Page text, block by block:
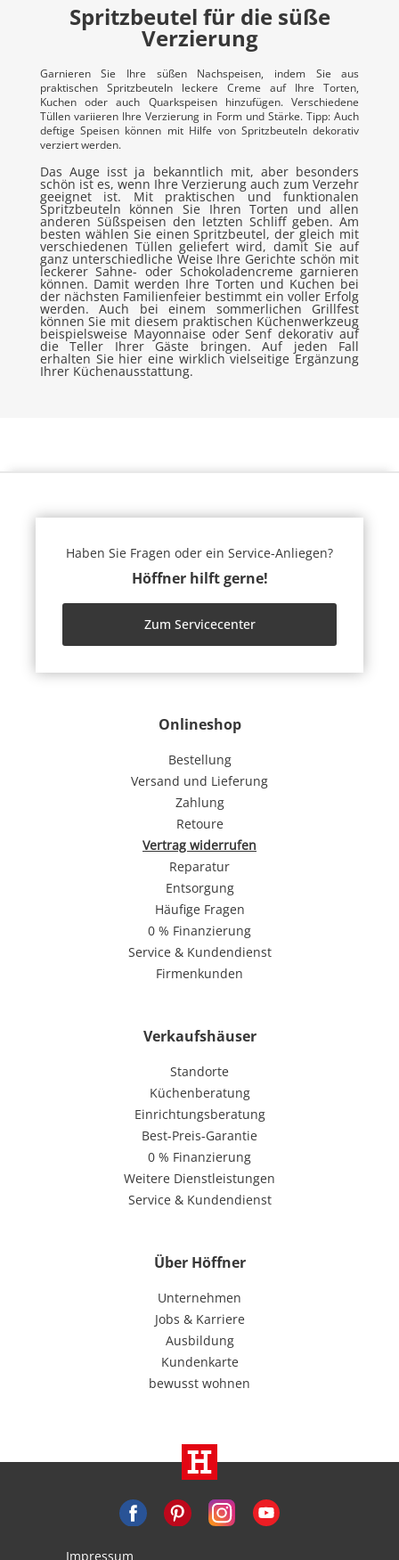
Spritzbeutel für die süße
Verzierung
Garnieren Sie Ihre süßen Nachspeisen, indem Sie aus
praktischen Spritzbeuteln leckere Creme auf Ihre Torten,
Kuchen oder auch Quarkspeisen hinzufügen. Verschiedene
Tüllen variieren Ihre Verzierung in Form und Stärke. Tipp: Auch
deftige Speisen können mit Hilfe von Spritzbeuteln dekorativ
verziert werden.
Das Auge isst ja bekanntlich mit, aber besonders
schön ist es, wenn Ihre Verzierung auch zum Verzehr
geeignet ist. Mit praktischen und funktionalen
Spritzbeuteln können Sie Ihren Torten und allen
anderen Süßspeisen den letzten Schliff geben. Am
besten wählen Sie einen Spritzbeutel, der gleich mit
verschiedenen Tüllen geliefert wird, damit Sie auf
ganz unterschiedliche Weise Ihre Gerichte schön mit
leckerer Sahne- oder Schokoladencreme garnieren
können. Damit werden Ihre Torten und Kuchen bei
der nächsten Familienfeier bestimmt ein voller Erfolg
werden. Auch bei einem sommerlichen Grillfest
können Sie mit diesem praktischen Küchenwerkzeug
beispielsweise Mayonnaise oder Senf dekorativ auf
die Teller Ihrer Gäste bringen. Auf jeden Fall
erhalten Sie hier eine wirklich vielseitige Ergänzung
Ihrer Küchenausstattung.
Onlineshop
Bestellung
Versand und Lieferung
Zahlung
Retoure
Vertrag widerrufen
Reparatur
Entsorgung
Häufige Fragen
0 % Finanzierung
Service & Kundendienst
Firmenkunden
Verkaufshäuser
Standorte
Küchenberatung
Einrichtungsberatung
Best-Preis-Garantie
0 % Finanzierung
Weitere Dienstleistungen
Service & Kundendienst
Über Höffner
Unternehmen
Jobs & Karriere
Ausbildung
Kundenkarte
bewusst wohnen
Haben Sie Fragen oder ein Service-Anliegen?
Höffner hilft gerne!
Zum Servicecenter
Impressum